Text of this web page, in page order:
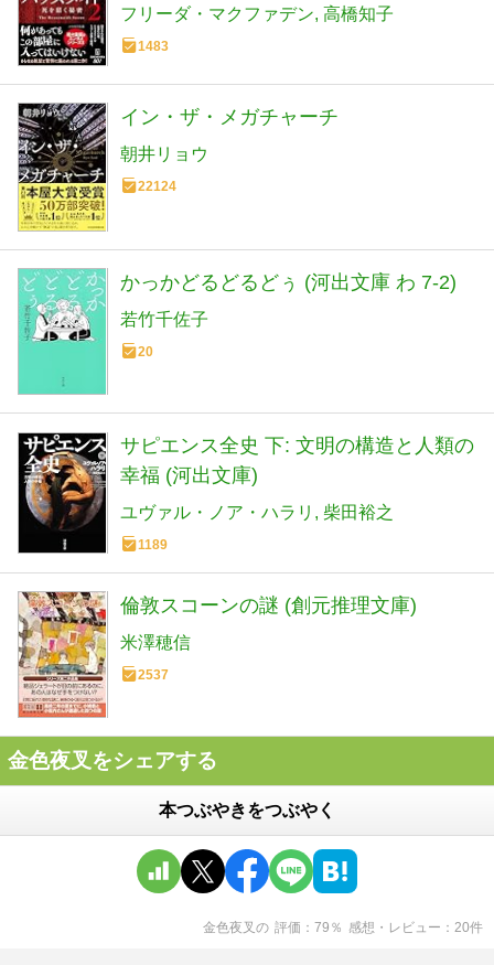
フリーダ・マクファデン 高橋知子
1483
イン・ザ・メガチャーチ
朝井リョウ
22124
かっかどるどるどぅ (河出文庫 わ 7-2)
若竹千佐子
20
サピエンス全史 下: 文明の構造と人類の
幸福 (河出文庫)
ユヴァル・ノア・ハラリ 柴田裕之
1189
倫敦スコーンの謎 (創元推理文庫)
米澤穂信
2537
金色夜叉をシェアする
本つぶやきをつぶやく
金色夜叉 の 評価 79 ％ 感想・レビュー 20件